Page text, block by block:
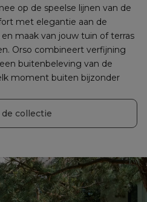
op de speelse lijnen van de
met elegantie aan de
maak van jouw tuin of terras
Orso combineert verfijning
buitenbeleving van de
moment buiten bijzonder
collectie